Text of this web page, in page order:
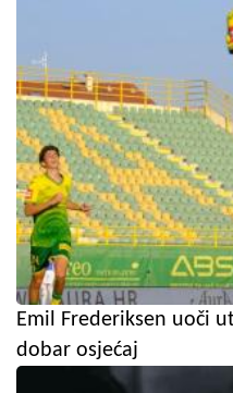
Emil Frederiksen uoči
dobar osjećaj